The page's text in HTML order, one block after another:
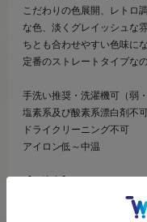
こだわりの色展開、レトロ
な色、淡くグレイッシュな
ちとも合わせやすい色味に
定番のストレートタイプな
手洗い推奨・洗濯機可（弱・
塩素系及び酸素系漂白剤不
ドライクリーニング不可
アイロン低～中温
濃色品は染料の性質上、色